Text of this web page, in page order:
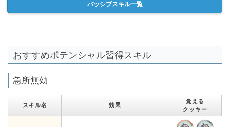
パッシブスキル一覧
おすすめポテンシャル習得スキル
急所無効
スキル名 効果
覚える
クッキー